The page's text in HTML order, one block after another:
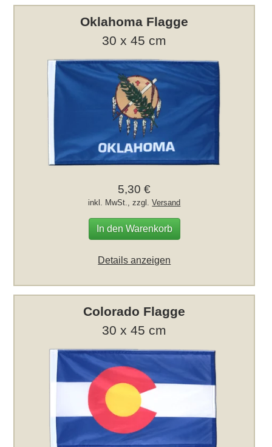
Oklahoma Flagge
30 x 45 cm
5,30 €
inkl. MwSt., zzgl.Versand
In den Warenkorb
Details anzeigen
Colorado Flagge
30 x 45 cm